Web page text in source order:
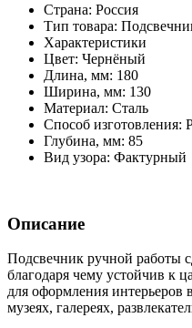
Страна: Россия
Тип товара:
Характеристики
Цвет: Чернёный
Длина, мм: 180
Ширина, мм: 130
Материал: Сталь
Способ изготовления:
Глубина, мм: 85
Вид узора: Фактурный
Описание
Подсвечник ручной работы
благодаря чему устойчив к
для оформления
музеях, галереях,